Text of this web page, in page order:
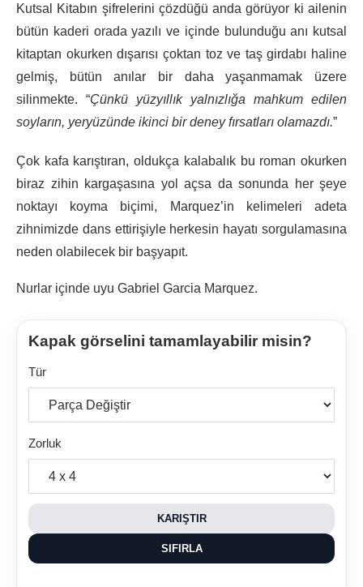
Kutsal Kitabın şifrelerini çözdüğü anda görüyor ki ailenin
bütün kaderi orada yazılı ve içinde bulunduğu anı kutsal
kitaptan okurken dışarısı çoktan toz ve taş girdabı haline
gelmiş, bütün anılar bir daha yaşanmamak üzere
silinmekte. “Çünkü yüzyıllık yalnızlığa mahkum edilen
soyların, yeryüzünde ikinci bir deney fırsatları olamazdı.”
Çok kafa karıştıran, oldukça kalabalık bu roman okurken
biraz zihin kargaşasına yol açsa da sonunda her şeye
noktayı koyma biçimi, Marquez’in kelimeleri adeta
zihnimizde dans ettirişiyle herkesin hayatı sorgulamasına
neden olabilecek bir başyapıt.
Nurlar içinde uyu Gabriel Garcia Marquez.
Kapak görselini tamamlayabilir misin?
Tür
Zorluk
KARIŞTIR
SIFIRLA